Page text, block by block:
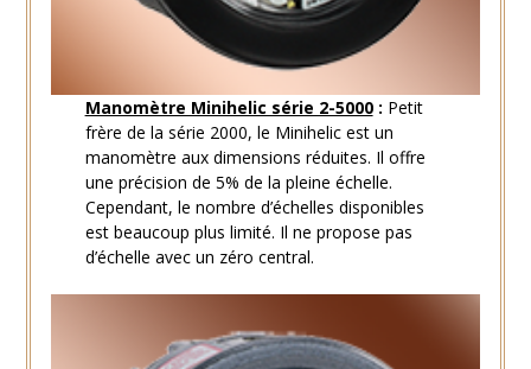
Manomètre Minihelic série 2-5000: Petit
frère de la série 2000, le Minihelic est un
manomètre aux dimensions réduites. Il offre
une précision de 5% de la pleine échelle.
Cependant, le nombre d’échelles disponibles
est beaucoup plus limité. Il ne propose pas
d’échelle avec un zéro central.